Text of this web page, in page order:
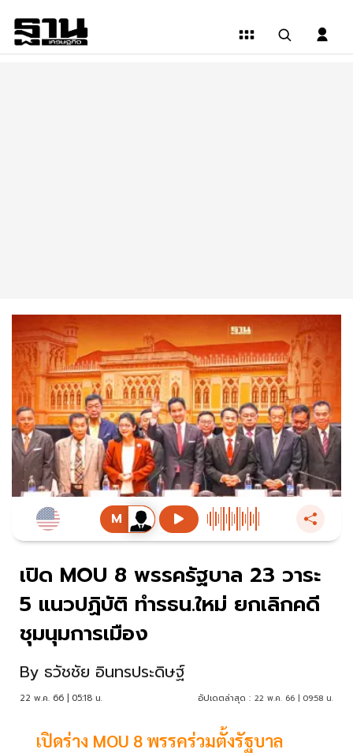
เปิด MOU 8 พรรครัฐบาล 23 วาระ
5 แนวปฏิบัติ ทำรธน.ใหม่ ยกเลิกคดี
ชุมนุมการเมือง
By ธวัชชัย อินทรประดิษฐ์
22 พ.ค. 66 | 05:18 น. อัปเดตล่าสุด : 22 พ.ค. 66 | 09:58 น.
เปิดร่าง MOU 8 พรรคร่วมตั้งรัฐบาล